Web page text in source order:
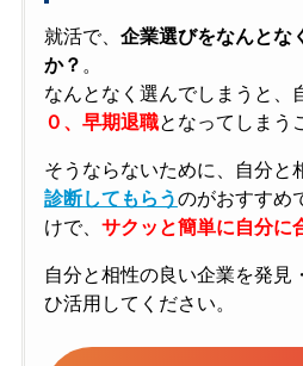
就活で、 企業選びをなんとな
か？ 。
なんとなく選んでしまうと、
０、早期退職となってしまう
そうならないために、自分と
診断してもらうのがおすすめ
けで、 サクッと簡単に自分に
自分と相性の良い企業を発見
ひ活用してください。